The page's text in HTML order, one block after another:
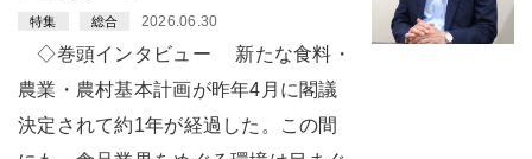
特集 総合 2026.06.30
◇巻頭インタビュー 新たな食料・
農業・農村基本計画が昨年4月に閣議
決定されて約1年が経過した。この間